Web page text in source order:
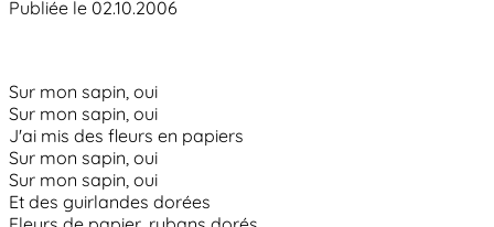
Publiée le 02.10.2006
Sur mon sapin, oui
Sur mon sapin, oui
J'ai mis des fleurs en papiers
Sur mon sapin, oui
Sur mon sapin, oui
Et des guirlandes dorées